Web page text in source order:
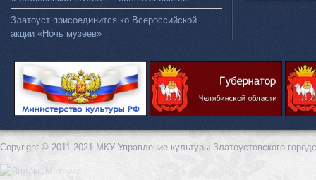
Златоуст присоединится ко Всероссийской
акции «Ночь музеев»
Copyright © 2011-2021 МКУ Управление культуры Златоустовского